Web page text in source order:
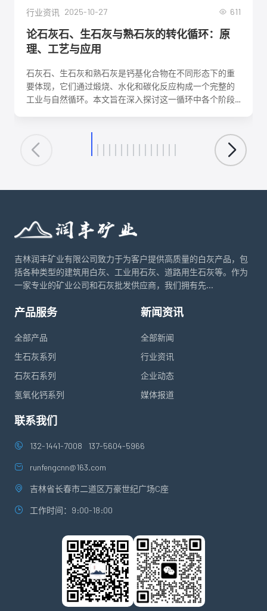
行业资讯 2025-10-27 611
论石灰石、生石灰与熟石灰的转化循环：原
理、工艺与应用
石灰石、生石灰和熟石灰是钙基化合物在不同形态下的重
要体现，它们通过煅烧、水化和碳化反应构成一个完整的
工业与自然循环。本文旨在深入探讨这一循环中各个阶段
优化生产工艺、降低能耗、实现资源可持续利用具有重要
意义。
吉林润丰矿业有限公司致力于为客户提供高质量的白灰产品，包
括各种类型的建筑用白灰、工业用石灰、道路用生石灰等。作为
一家专业的矿业公司和石灰批发供应商，我们拥有先...
产品服务
全部产品
生石灰系列
石灰石系列
氢氧化钙系列
新闻资讯
全部新闻
行业资讯
企业动态
媒体报道
联系我们
132-1441-7008 137-5604-5966
runfengcnn@163.com
吉林省长春市二道区万豪世纪广场C座
工作时间：9:00-18:00